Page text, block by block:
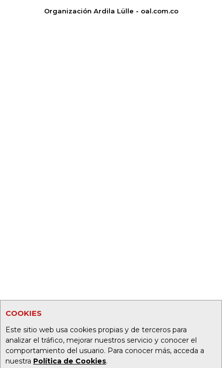
COOKIES
Este sitio web usa cookies propias y de terceros para
analizar el tráfico, mejorar nuestros servicio y conocer el
comportamiento del usuario. Para conocer más, acceda a
nuestra Política de Cookies.
Organización Ardila Lülle - oal.com.co